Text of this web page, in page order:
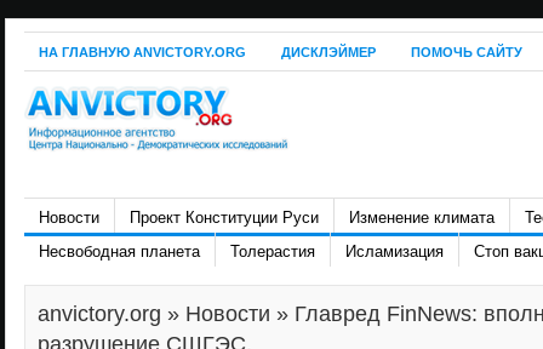
НА ГЛАВНУЮ ANVICTORY.ORG ДИСКЛЭЙМЕР ПОМОЧЬ САЙТУ
Новости Проект Конституции Руси Изменение климата
Несвободная планета
Толерастия Исламизация Стоп
anvictory.org » Новости » Главред FinNews:
разрушение СШГЭС.